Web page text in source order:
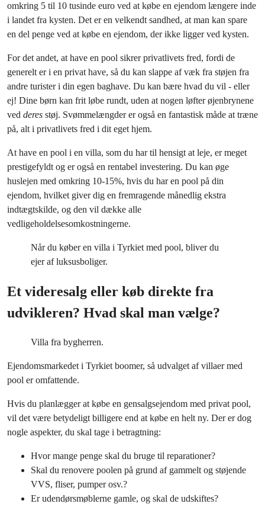
omkring 5 til 10 tusinde euro ved at købe en ejendom længere inde
i landet fra kysten. Det er en velkendt sandhed, at man kan spare
en del penge ved at købe en ejendom, der ikke ligger ved kysten.
For det andet, at have en pool sikrer privatlivets fred, fordi de
generelt er i en privat have, så du kan slappe af væk fra støjen fra
andre turister i din egen baghave. Du kan bære hvad du vil - eller
ej! Dine børn kan frit løbe rundt, uden at nogen løfter øjenbrynene
ved deres støj. Svømmelængder er også en fantastisk måde at træne
på, alt i privatlivets fred i dit eget hjem.
At have en pool i en villa, som du har til hensigt at leje, er meget
prestigefyldt og er også en rentabel investering. Du kan øge
huslejen med omkring 10-15%, hvis du har en pool på din
ejendom, hvilket giver dig en fremragende månedlig ekstra
indtægtskilde, og den vil dække alle
vedligeholdelsesomkostningerne.
Når du køber en villa i Tyrkiet med pool, bliver du
ejer af luksusboliger.
Et videresalg eller køb direkte fra
udvikleren? Hvad skal man vælge?
Villa fra bygherren.
Ejendomsmarkedet i Tyrkiet boomer, så udvalget af villaer med
pool er omfattende.
Hvis du planlægger at købe en gensalgsejendom med privat pool,
vil det være betydeligt billigere end at købe en helt ny. Der er dog
nogle aspekter, du skal tage i betragtning:
Hvor mange penge skal du bruge til reparationer?
Skal du renovere poolen på grund af gammelt og støjende
VVS, fliser, pumper osv.?
Er udendørsmøblerne gamle, og skal de udskiftes?